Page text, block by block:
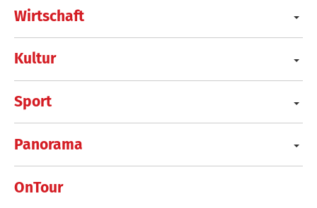
Wirtschaft
Kultur
Sport
Panorama
OnTour